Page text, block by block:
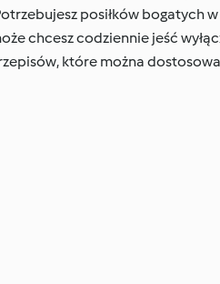
posiłków bogatych w
chcesz codziennie jeść
które można